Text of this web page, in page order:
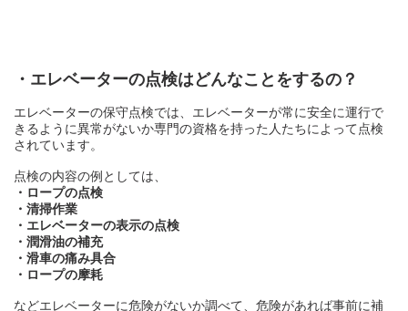
・エレベーターの点検はどんなことをするの？
エレベーターの保守点検では、エレベーターが常に安全に運行で
きるように異常がないか専門の資格を持った人たちによって点検
されています。
点検の内容の例としては、
・ロープの点検
・清掃作業
・エレベーターの表示の点検
・潤滑油の補充
・滑車の痛み具合
・ロープの摩耗
などエレベーターに危険がないか調べて、危険があれば事前に補